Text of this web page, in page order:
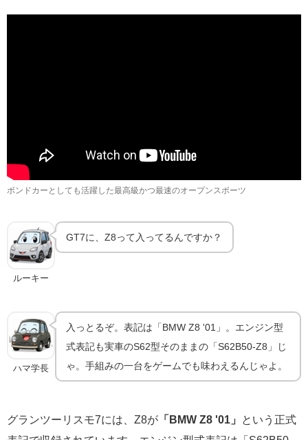
グランツーリスモ7のZ8｜スペックと入手方法
ボンドカーとしても活躍した最高級かつ最速のオープンスポーツ
ルーキー
GT7に、Z8って入ってるんですか？
ハマ学長
入っとるぞ。表記は「BMW Z8 '01」。エンジン型
式表記も実車のS62型そのままの「S62B50-Z8」じ
ゃ。手組みの一台をゲームでも味わえるんじゃよ。
グランツーリスモ7には、Z8が 「BMW Z8 '01」
という正式